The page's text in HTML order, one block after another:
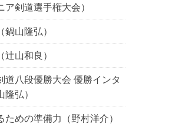
ア剣道選手権大会）
山隆弘）
山和良）
道八段優勝大会 優勝インタ
弘）
ための準備力（野村洋介）